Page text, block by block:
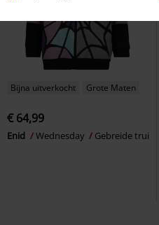
Bijna uitverkocht Grote Maten
€ 64,99
Enid Wednesday Gebreide trui